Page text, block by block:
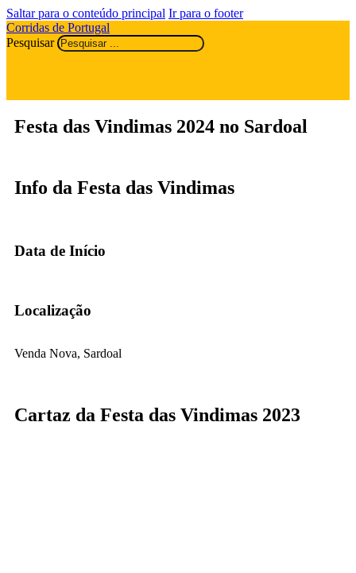
Saltar para o conteúdo principal Ir para o footer
Corridas de Portugal
Pesquisar
Festa das Vindimas 2024 no Sardoal
Info da Festa das Vindimas
Data de Início
Localização
Venda Nova, Sardoal
Cartaz da Festa das Vindimas 2023